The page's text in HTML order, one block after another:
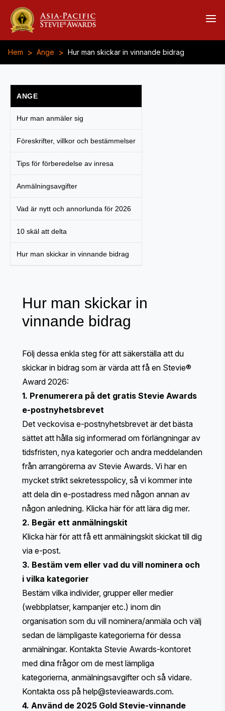
Hem > Ange > Hur man skickar in vinnande bidrag
ANGE
Hur man anmäler sig
Föreskrifter, villkor och bestämmelser
Tips för förberedelse av inresa
Anmälningsavgifter
Vad är nytt och annorlunda för 2026
10 skäl att delta
Hur man skickar in vinnande bidrag
Hur man skickar in
vinnande bidrag
Följ dessa enkla steg för att säkerställa att du
skickar in bidrag som är värda att få en Stevie®
Award 2026:
1. Prenumerera på det gratis Stevie Awards
e-postnyhetsbrevet
Det veckovisa e-postnyhetsbrevet är det bästa
sättet att hålla sig informerad om förlängningar av
tidsfristen, nya kategorier och andra meddelanden
från arrangörerna av Stevie Awards. Vi har en
mycket strikt sekretesspolicy, så vi kommer inte
att dela din e-postadress med någon annan av
någon anledning. Klicka härför att lära dig mer.
2. Begär ett anmälningskit
Klicka härför att få ett anmälningskit skickat till dig
via e-post.
3. Bestäm vem eller vad du vill nominera och
i vilka kategorier
Bestäm vilka individer, grupper eller medier
(webbplatser, kampanjer etc.) inom din
organisation som du vill nominera/anmäla och välj
sedan de lämpligaste kategorierna för dessa
anmälningar. Kontakta Stevie Awards-kontoret
med dina frågor om de mest lämpliga
kategorierna, anmälningsavgifter och så vidare.
Kontakta oss på help@stevieawards.com.
4. Använd de 2025 Gold Stevie-vinnande